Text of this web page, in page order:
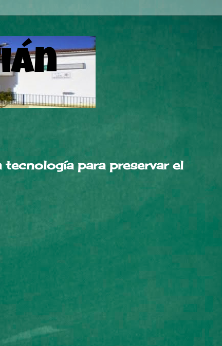
tecnología para preservar el